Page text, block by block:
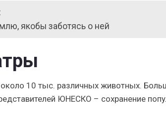
якобы заботясь о ней
около 10 тыс. различных животных.
ЮНЕСКО – сохранение